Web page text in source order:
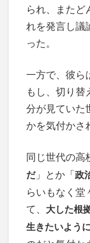
られ、またど
れを発言し議
った。
一方で、彼ら
もし、切り替
分が見ていた
かを気付かさ
同じ世代の高
だ」とか「政
らいもなく堂
て、 大した根
生きたいよう